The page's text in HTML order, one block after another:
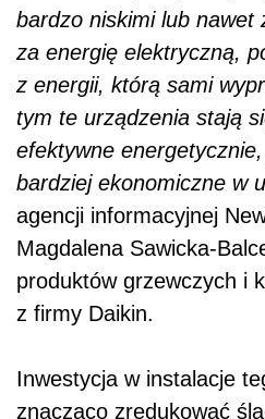
bardzo niskimi lub nawet
za energię elektryczną,
z energii, którą sami
tym te urządzenia stają
efektywne
bardziej ekonomiczne w
agencji informacyjnej
Magdalena Sawicka-
produktów grzewczych i
z firmy Daikin.
Inwestycja w instalacje
znacząco zredukować